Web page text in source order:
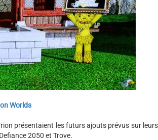
Worlds
présentaient les futurs ajouts prévus sur leurs
2050 et Trove.